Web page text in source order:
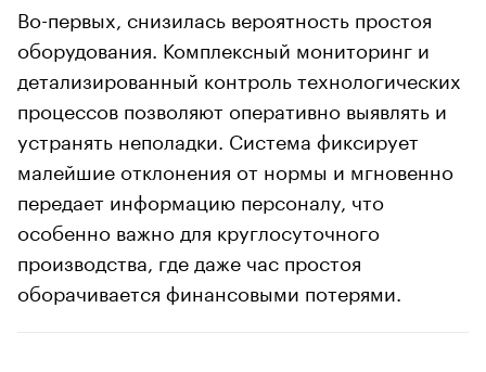
Во-первых, снизилась вероятность простоя
оборудования. Комплексный мониторинг и
детализированный контроль технологических
процессов позволяют оперативно выявлять и
устранять неполадки. Система фиксирует
малейшие отклонения от нормы и мгновенно
передает информацию персоналу, что
особенно важно для круглосуточного
производства, где даже час простоя
оборачивается финансовыми потерями.